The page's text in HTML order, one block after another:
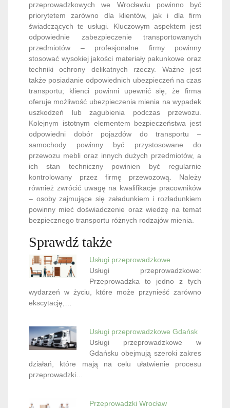
przeprowadzkowych we Wrocławiu powinno być
priorytetem zarówno dla klientów, jak i dla firm
świadczących te usługi. Kluczowym aspektem jest
odpowiednie zabezpieczenie transportowanych
przedmiotów – profesjonalne firmy powinny
stosować wysokiej jakości materiały pakunkowe oraz
techniki ochrony delikatnych rzeczy. Ważne jest
także posiadanie odpowiednich ubezpieczeń na czas
transportu; klienci powinni upewnić się, że firma
oferuje możliwość ubezpieczenia mienia na wypadek
uszkodzeń lub zagubienia podczas przewozu.
Kolejnym istotnym elementem bezpieczeństwa jest
odpowiedni dobór pojazdów do transportu –
samochody powinny być przystosowane do
przewozu mebli oraz innych dużych przedmiotów, a
ich stan techniczny powinien być regularnie
kontrolowany przez firmę przewozową. Należy
również zwrócić uwagę na kwalifikacje pracowników
– osoby zajmujące się załadunkiem i rozładunkiem
powinny mieć doświadczenie oraz wiedzę na temat
bezpiecznego transportu różnych rodzajów mienia.
Sprawdź także
Usługi przeprowadzkowe
Usługi przeprowadzkowe:
Przeprowadzka to jedno z tych
wydarzeń w życiu, które może przynieść zarówno
ekscytację,…
Usługi przeprowadzkowe Gdańsk
Usługi przeprowadzkowe w
Gdańsku obejmują szeroki zakres
działań, które mają na celu ułatwienie procesu
przeprowadzki…
Przeprowadzki Wrocław